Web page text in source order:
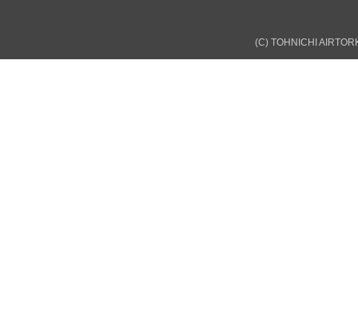
(C) TOHNICHI